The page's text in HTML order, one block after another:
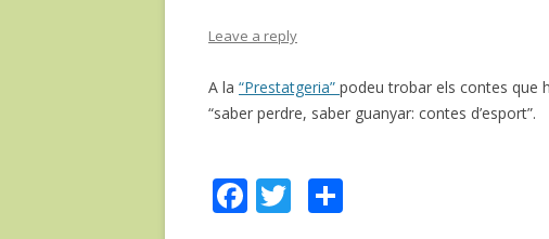
Leave a reply
A la “Prestatgeria” podeu trobar els contes que
“saber perdre, saber guanyar: contes d’esport”.
F T